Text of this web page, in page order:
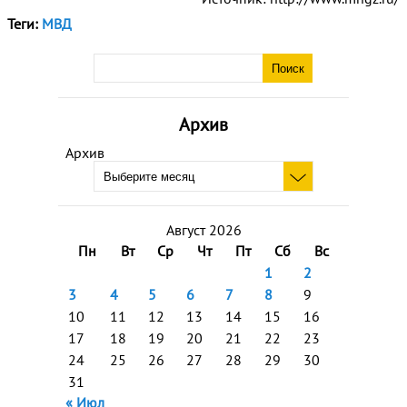
Архив
Архив
Август 2026
Пн
Вт Ср Чт Пт Сб
Вс
1
2
3
4 5 6 7 8
9
10
11 12 13 14 15
16
17
18 19 20 21 22
23
24
25 26 27 28 29
30
31
« Июл
Теги: МВД